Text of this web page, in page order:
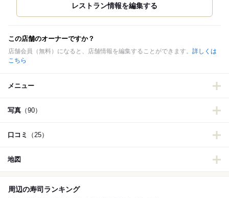
この店舗のオーナーですか？
店舗会員（無料）になると、店舗情報を編集することができます。 詳しくは
こちら
メニュー
写真 （90）
口コミ （25）
地図
周辺の寿司ランキング